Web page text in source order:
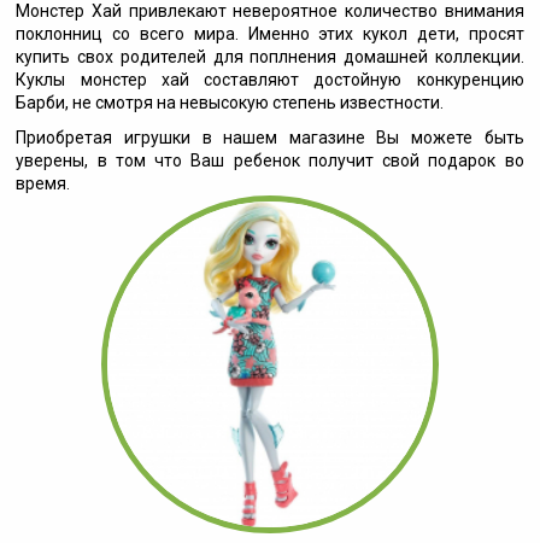
Монстер Хай привлекают невероятное количество внимания
поклонниц со всего мира. Именно этих кукол дети, просят
купить свох родителей для поплнения домашней коллекции.
Куклы монстер хай составляют достойную конкуренцию
Барби, не смотря на невысокую степень известности.
Приобретая игрушки в нашем магазине Вы можете быть
уверены, в том что Ваш ребенок получит свой подарок во
время.